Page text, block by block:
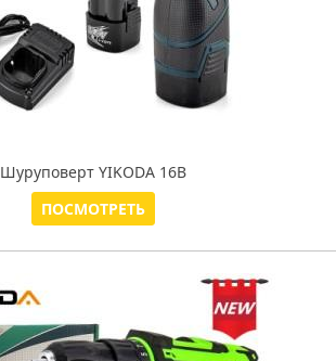
Шуруповерт YIKODA 16В
ПОСМОТРЕТЬ